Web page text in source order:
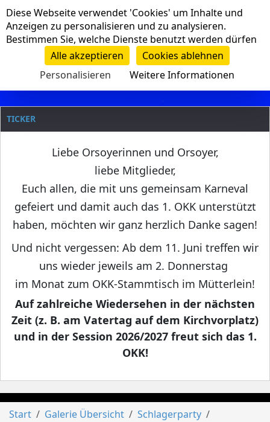
Navigation
Clanname
TICKER
Liebe Orsoyerinnen und Orsoyer,
liebe Mitglieder,
Euch allen, die mit uns gemeinsam Karneval
gefeiert und damit auch das 1. OKK unterstützt
haben, möchten wir ganz herzlich Danke sagen!
Und nicht vergessen: Ab dem 11. Juni treffen wir
uns wieder jeweils am 2. Donnerstag
im Monat zum OKK-Stammtisch im Mütterlein!
Auf zahlreiche Wiedersehen in der nächsten
Zeit (z. B. am Vatertag auf dem Kirchvorplatz)
und in der Session 2026/2027 freut sich das 1.
OKK!
Start Galerie Übersicht Schlagerparty
Cookie-Einstellungen
Diese Webseite verwendet 'Cookies' um Inhalte und
Anzeigen zu personalisieren und zu analysieren.
Bestimmen Sie, welche Dienste benutzt werden dürfen
Alle akzeptieren
Cookies ablehnen
Personalisieren
Weitere Informationen